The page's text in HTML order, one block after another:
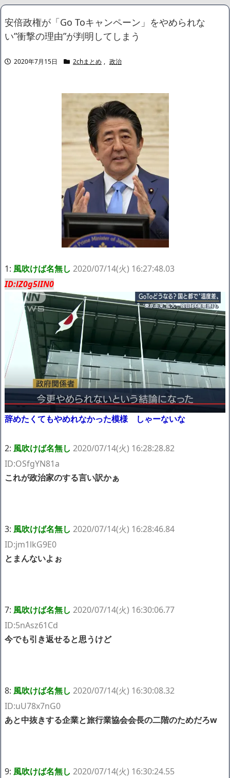
宅したのにお帰りなさいのご挨拶もできないなんてどんな教育して
るの！？｣娘｢｣トメ｢(顔真っ赤)｣私(www)
スレッズ民「ここのローソンの店長マジでヤバい！こんなコンビ
ニ二度と行かない！」とブチギレ→被害者アピするも「ヤバイのは
【動画】 おばちゃん、自分の車に逃げられる
【朗報】 最近のおばさん、普通にエッッッすぎるｗｗｗｗｗｗｗ
【画像】笑える画像、素敵な画像、なんでも貼っていけｗｗｗｗ
【画像】身長155cm・体重36kg・ウエスト51cmのスレンダー美
少女がAVデビュ－ｗwwww
【画像】彼女「ねー、今日のデートこれで行っていー？」ﾊﾟｼｬ
広末涼子さん、正気に戻ってしまい絶望する・・・「アカン、キ
【配信者】「金バエ」のSNS更新が1週間途絶え、様々な憶測が
飛び交う。1週間ぶりの投稿でも一人称が「ボキ」ではなく「俺」と
なっており、本人ではないとの憶測が広がる
かつてはSONYのパソコンだった「VAIO」家電量販店のノジマに
買収されてしまう
ハードオフに売っていた4万4000円のフィギュアがヤバすぎるｗ
ｗｗｗｗｗ「こんな高いの？ｗｗ」「逆に超安い」
【閲覧注意】俺が近くにいると機械が壊れるんだけどさ
たけど子無しの原因は親の教えのせいかもしれません
Powered by livedoor 相互RSS
安倍政権が「Go Toキャンペーン」をやめられな
い”衝撃の理由”が判明してしまう
2020年7月15日 2chまとめ , 政治
1: 風吹けば名無し 2020/07/14(火) 16:27:48.03
ID:lZ0g5lIN0
辞めたくてもやめれなかった模様 しゃーないな
2: 風吹けば名無し 2020/07/14(火) 16:28:28.82
ID:OSfgYN81a
これが政治家のする言い訳かぁ
3: 風吹けば名無し 2020/07/14(火) 16:28:46.84
ID:jm1lkG9E0
とまんないよぉ
7: 風吹けば名無し 2020/07/14(火) 16:30:06.77
ID:5nAsz61Cd
今でも引き返せると思うけど
8: 風吹けば名無し 2020/07/14(火) 16:30:08.32
ID:uU78x7nG0
あと中抜きする企業と旅行業協会会長の二階のためだろw
9: 風吹けば名無し 2020/07/14(火) 16:30:24.55